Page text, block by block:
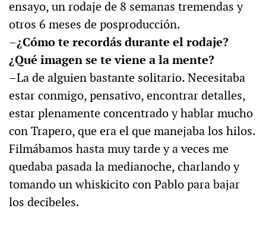
ensayo, un rodaje de 8 semanas tremendas y
otros 6 meses de posproducción.
–¿Cómo te recordás durante el rodaje?
¿Qué imagen se te viene a la mente?
–La de alguien bastante solitario. Necesitaba
estar conmigo, pensativo, encontrar detalles,
estar plenamente concentrado y hablar mucho
con Trapero, que era el que manejaba los hilos.
Filmábamos hasta muy tarde y a veces me
quedaba pasada la medianoche, charlando y
tomando un whiskicito con Pablo para bajar
los decibeles.